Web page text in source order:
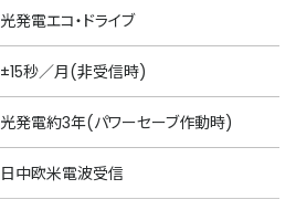
光発電エコ・ドライブ
±15秒／月(非受信時)
光発電約3年(パワーセーブ作動時)
日中欧米電波受信